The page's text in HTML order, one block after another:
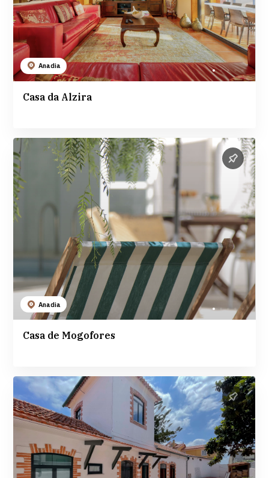
Anadia
Casa da Alzira
Anadia
Casa de Mogofores